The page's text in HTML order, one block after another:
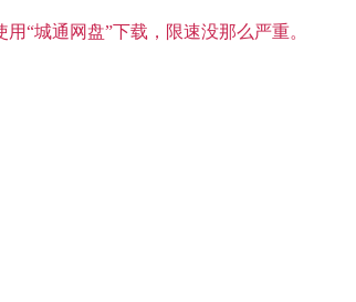
“城通网盘”下载，限速没那么严重。